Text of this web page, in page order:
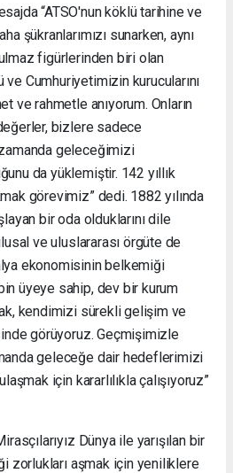
“ATSO'nun köklü tarihine ve
şükranlarımızı sunarken, aynı
figürlerinden biri olan
Cumhuriyetimizin kurucularını
ve rahmetle anıyorum. Onların
bizlere sadece
geleceğimizi
da yüklemiştir. 142 yıllık
görevimiz” dedi. 1882 yılında
bir oda olduklarını dile
ve uluslararası örgüte de
ekonomisinin belkemiği
üyeye sahip, dev bir kurum
kendimizi sürekli gelişim ve
görüyoruz. Geçmişimizle
geleceğe dair hedeflerimizi
için kararlılıkla çalışıyoruz”
Dünya ile yarışılan bir
zorlukları aşmak için yeniliklere